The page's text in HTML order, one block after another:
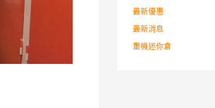
最新優惠
最新消息
重機迷你倉